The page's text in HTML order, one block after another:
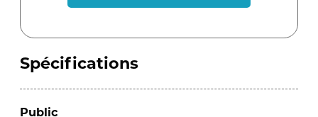
Spécifications
Public